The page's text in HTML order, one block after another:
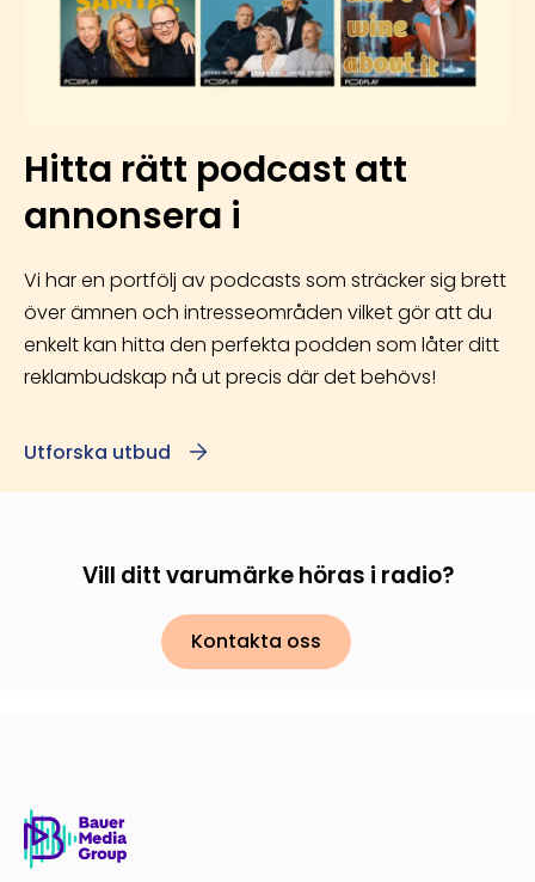
Hitta rätt podcast att
annonsera i
Vi har en portfölj av podcasts som sträcker sig brett
över ämnen och intresseområden vilket gör att du
enkelt kan hitta den perfekta podden som låter ditt
reklambudskap nå ut precis där det behövs!
Utforska utbud
Vill ditt varumärke höras i radio?
Kontakta oss